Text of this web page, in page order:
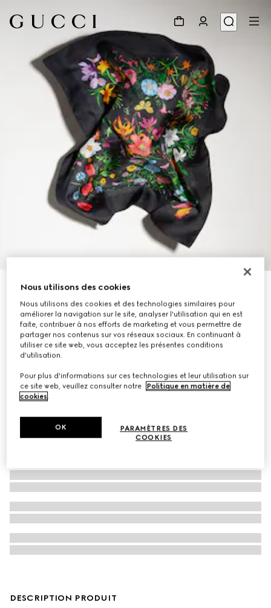
Carré en twill de soie imprimé GG
€ 490
Déclinaisonsmulticolore
DESCRIPTION PRODUIT
Nous utilisons des cookies
Nous utilisons des cookies et des technologies similaires pour
améliorer la navigation sur le site, analyser l'utilisation qui en est
faite, contribuer à nos efforts de marketing et vous permettre de
partager nos contenus sur vos réseaux sociaux. En continuant à
utiliser ce site web, vous acceptez les présentes conditions
d'utilisation.
Pour plus d'informations sur ces technologies et leur utilisation sur
ce site web, veuillez consulter notre
Politique en matière de
cookies.
PARAMÈTRES DES
COOKIES
OK